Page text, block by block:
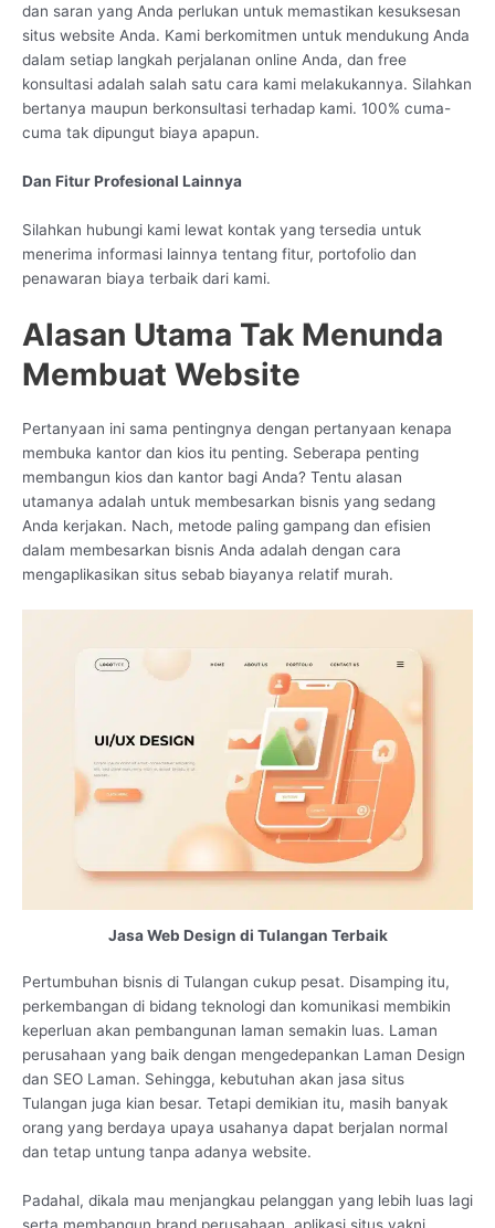
dan saran yang Anda perlukan untuk memastikan kesuksesan
situs website Anda. Kami berkomitmen untuk mendukung Anda
dalam setiap langkah perjalanan online Anda, dan free
konsultasi adalah salah satu cara kami melakukannya. Silahkan
bertanya maupun berkonsultasi terhadap kami. 100% cuma-
cuma tak dipungut biaya apapun.
Dan Fitur Profesional Lainnya
Silahkan hubungi kami lewat kontak yang tersedia untuk
menerima informasi lainnya tentang fitur, portofolio dan
penawaran biaya terbaik dari kami.
Alasan Utama Tak Menunda
Membuat Website
Pertanyaan ini sama pentingnya dengan pertanyaan kenapa
membuka kantor dan kios itu penting. Seberapa penting
membangun kios dan kantor bagi Anda? Tentu alasan
utamanya adalah untuk membesarkan bisnis yang sedang
Anda kerjakan. Nach, metode paling gampang dan efisien
dalam membesarkan bisnis Anda adalah dengan cara
mengaplikasikan situs sebab biayanya relatif murah.
Jasa Web Design di Tulangan Terbaik
Pertumbuhan bisnis di Tulangan cukup pesat. Disamping itu,
perkembangan di bidang teknologi dan komunikasi membikin
keperluan akan pembangunan laman semakin luas. Laman
perusahaan yang baik dengan mengedepankan Laman Design
dan SEO Laman. Sehingga, kebutuhan akan jasa situs
Tulangan juga kian besar. Tetapi demikian itu, masih banyak
orang yang berdaya upaya usahanya dapat berjalan normal
dan tetap untung tanpa adanya website.
Padahal, dikala mau menjangkau pelanggan yang lebih luas lagi